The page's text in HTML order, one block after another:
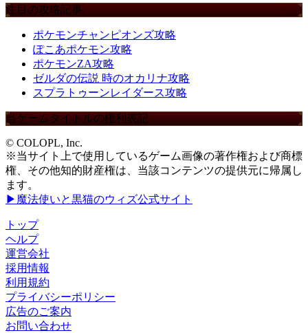
注目の攻略記事
ポケモンチャンピオンズ攻略
ぽこあポケモン攻略
ポケモンZA攻略
ゼルダの伝説 時のオカリナ攻略
スプラトゥーンレイダース攻略
当ゲームタイトルの権利表記
© COLOPL, Inc.
※当サイト上で使用しているゲーム画像の著作権および商標
権、その他知的財産権は、当該コンテンツの提供元に帰属し
ます。
▶魔法使いと黒猫のウィズ公式サイト
トップ
ヘルプ
運営会社
採用情報
利用規約
プライバシーポリシー
広告のご案内
お問い合わせ